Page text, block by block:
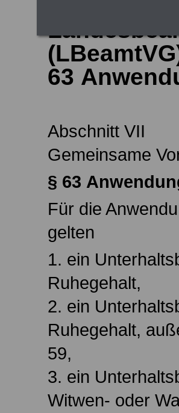
63
Abschnitt VII
Gemeinsame
§ 63
Für die
gelten
1. ein
Ruhegehalt,
2. ein
Ruhegehalt,
59,
3. ein
Witwen- oder